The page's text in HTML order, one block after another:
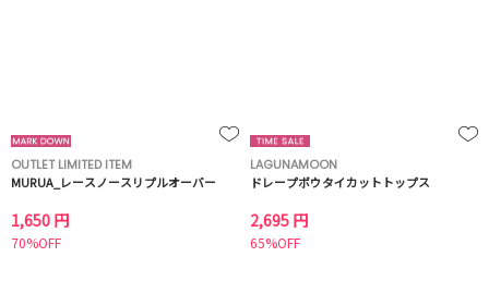
OUTLET LIMITED ITEM
MURUA_レースノースリプルオーバー
1,650 円
70%OFF
LAGUNAMOON
ドレープボウタイカットトップス
2,695 円
65%OFF